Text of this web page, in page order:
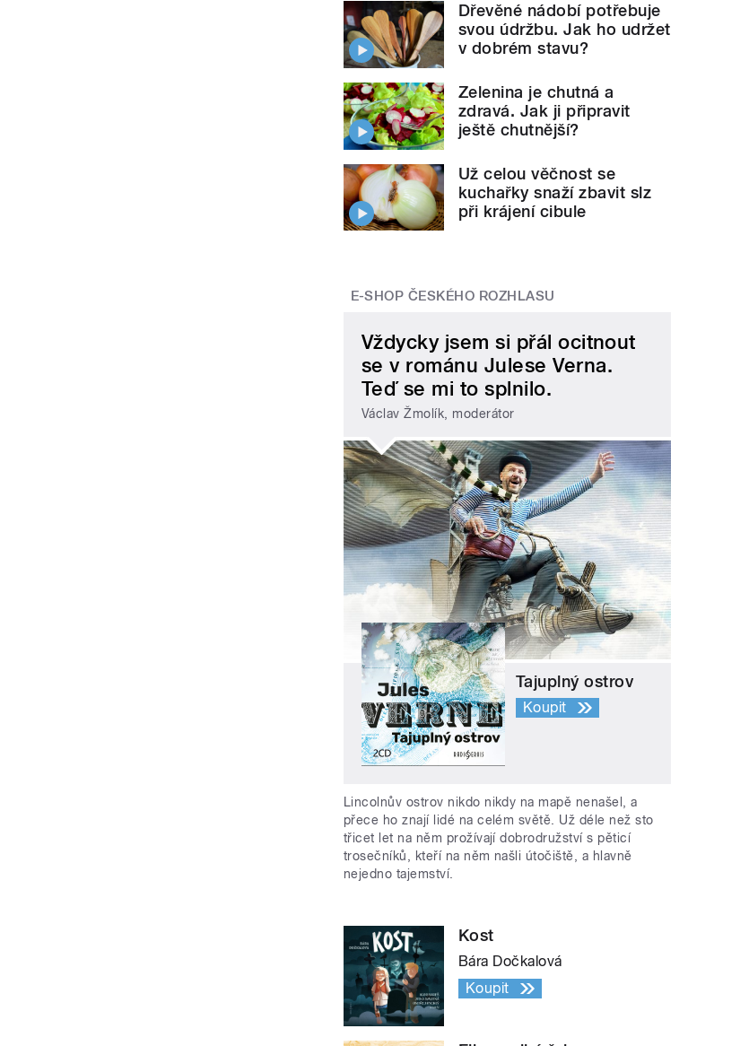
Dřevěné nádobí potřebuje
svou údržbu. Jak ho udržet
v dobrém stavu?
Zelenina je chutná a
zdravá. Jak ji připravit
ještě chutnější?
Už celou věčnost se
kuchařky snaží zbavit slz
při krájení cibule
E-SHOP ČESKÉHO ROZHLASU
Vždycky jsem si přál ocitnout
se v románu Julese Verna.
Teď se mi to splnilo.
Václav Žmolík, moderátor
Tajuplný ostrov
Koupit
Lincolnův ostrov nikdo nikdy na mapě nenašel, a
přece ho znají lidé na celém světě. Už déle než sto
třicet let na něm prožívají dobrodružství s pěticí
trosečníků, kteří na něm našli útočiště, a hlavně
nejedno tajemství.
Kost
Bára Dočkalová
Koupit